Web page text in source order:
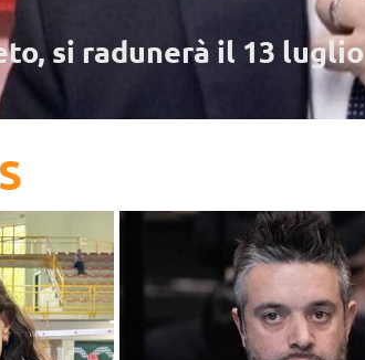
si radunerà il 13 luglio